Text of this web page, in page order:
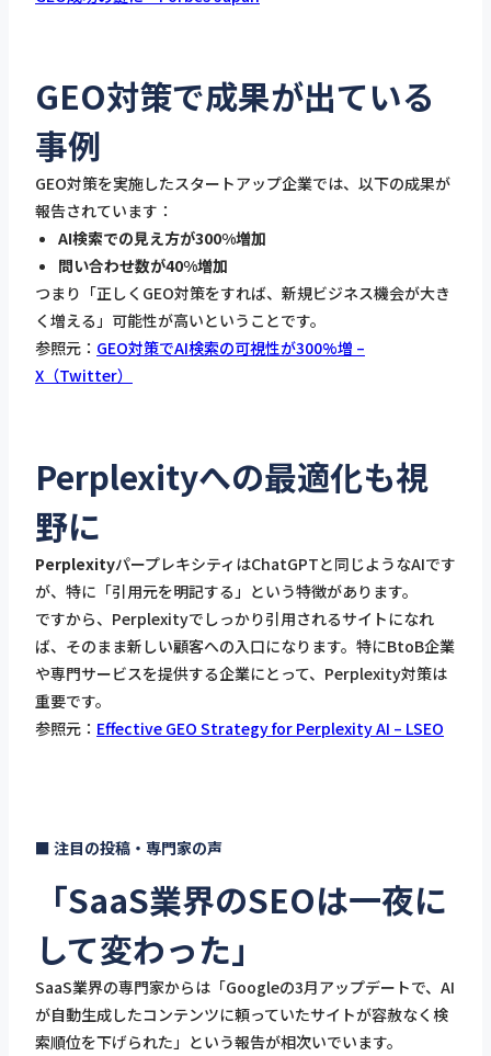
GEO対策で成果が出ている
事例
GEO対策を実施したスタートアップ企業では、以下の成果が
報告されています：
AI検索での見え方が300%増加
問い合わせ数が40%増加
つまり「正しくGEO対策をすれば、新規ビジネス機会が大き
く増える」可能性が高いということです。
参照元： GEO対策でAI検索の可視性が300%増 –
X（Twitter）
Perplexityへの最適化も視
野に
PerplexityパープレキシティはChatGPTと同じようなAIです
が、特に「引用元を明記する」という特徴があります。
ですから、Perplexityでしっかり引用されるサイトになれ
ば、そのまま新しい顧客への入口になります。特にBtoB企業
や専門サービスを提供する企業にとって、Perplexity対策は
重要です。
参照元： Effective GEO Strategy for Perplexity AI – LSEO
■ 注目の投稿・専門家の声
「SaaS業界のSEOは一夜に
して変わった」
SaaS業界の専門家からは「Googleの3月アップデートで、AI
が自動生成したコンテンツに頼っていたサイトが容赦なく検
索順位を下げられた」という報告が相次いでいます。